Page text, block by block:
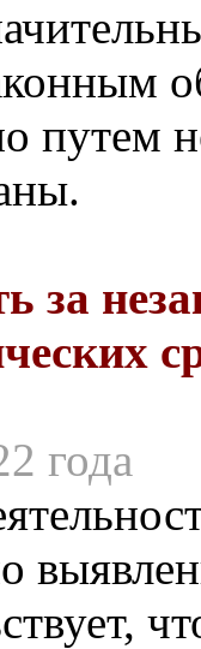
путем
за
года